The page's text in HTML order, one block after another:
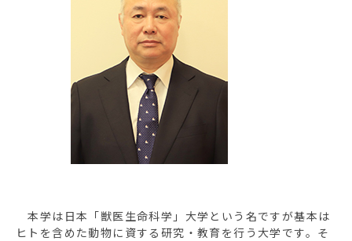
本学は日本「獣医生命科学」大学という名ですが基本は
ヒトを含めた動物に資する研究・教育を行う大学です。そ